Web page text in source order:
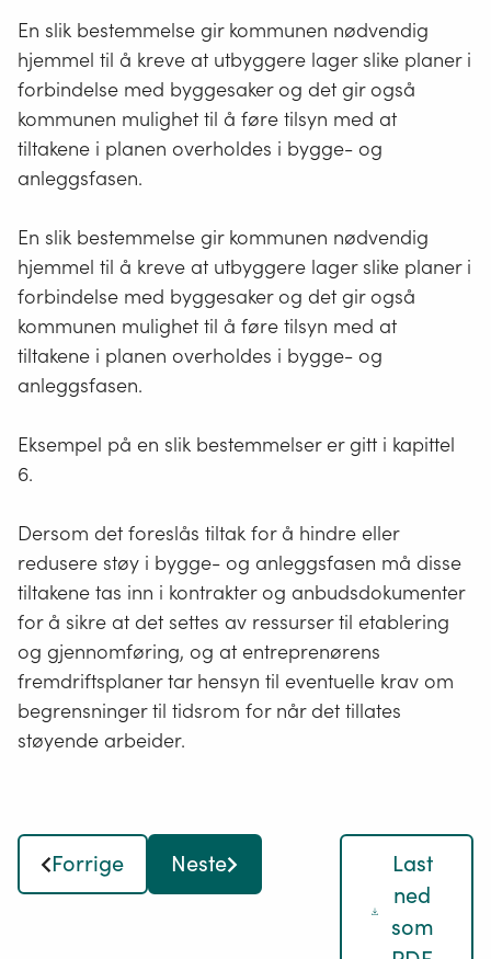
En slik bestemmelse gir kommunen nødvendig
hjemmel til å kreve at utbyggere lager slike planer i
forbindelse med byggesaker og det gir også
kommunen mulighet til å føre tilsyn med at
tiltakene i planen overholdes i bygge- og
anleggsfasen.
En slik bestemmelse gir kommunen nødvendig
hjemmel til å kreve at utbyggere lager slike planer i
forbindelse med byggesaker og det gir også
kommunen mulighet til å føre tilsyn med at
tiltakene i planen overholdes i bygge- og
anleggsfasen.
Eksempel på en slik bestemmelser er gitt i kapittel
6.
Dersom det foreslås tiltak for å hindre eller
redusere støy i bygge- og anleggsfasen må disse
tiltakene tas inn i kontrakter og anbudsdokumenter
for å sikre at det settes av ressurser til etablering
og gjennomføring, og at entreprenørens
fremdriftsplaner tar hensyn til eventuelle krav om
begrensninger til tidsrom for når det tillates
støyende arbeider.
Forrige Neste
Last
ned
som